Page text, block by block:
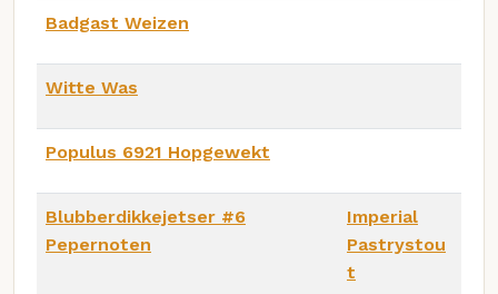
Badgast Weizen
Witte Was
Populus 6921 Hopgewekt
Blubberdikkejetser #6
Pepernoten
Imperial
Pastrystou
t